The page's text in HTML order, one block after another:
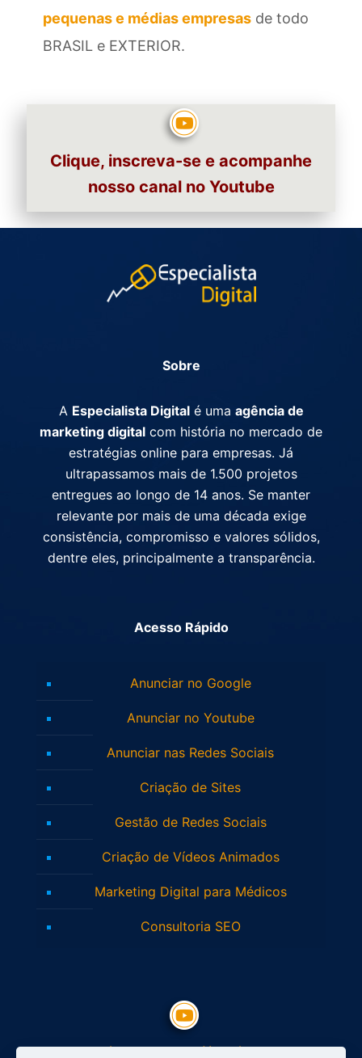
pequenas e médias empresas de todo
BRASIL e EXTERIOR.
Clique, inscreva-se e acompanhe
nosso canal no Youtube
Sobre
A Especialista Digitalé uma agência de
marketing digital com história no mercado de
estratégias online para empresas. Já
ultrapassamos mais de 1.500 projetos
entregues ao longo de 14 anos. Se manter
relevante por mais de uma década exige
consistência, compromisso e valores sólidos,
dentre eles, principalmente a transparência.
Acesso Rápido
Anunciar no Google
Anunciar no Youtube
Anunciar nas Redes Sociais
Criação de Sites
Gestão de Redes Sociais
Criação de Vídeos Animados
Marketing Digital para Médicos
Consultoria SEO
Inscreva-se no Youtube